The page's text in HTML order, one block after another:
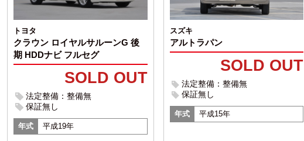
トヨタ
クラウン ロイヤルサルーンG 後
期 HDDナビ フルセグ
SOLD OUT
法定整備：整備無
保証無し
年式 平成19年
スズキ
アルトラパン
SOLD OUT
法定整備：整備無
保証無し
年式 平成15年